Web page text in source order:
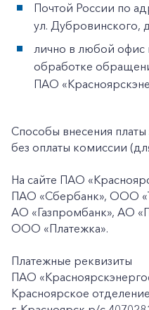
Почтой России по
ул. Дубровинского,
лично в любой офис
обработке
ПАО
Способы внесения платы
без оплаты комиссии
На сайте ПАО
ПАО «Сбербанк», ООО
АО «Газпромбанк», АО
ООО «Платежка».
Платежные реквизиты
ПАО
Красноярское